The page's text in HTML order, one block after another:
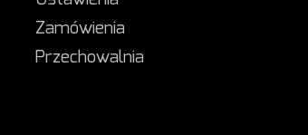
Zamówienia
Przechowalnia